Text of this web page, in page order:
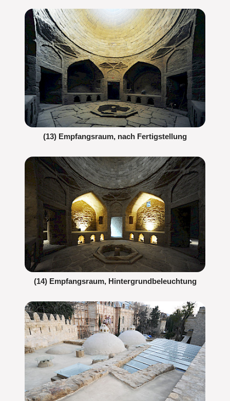
(13) Empfangsraum, nach Fertigstellung
(14) Empfangsraum, Hintergrundbeleuchtung